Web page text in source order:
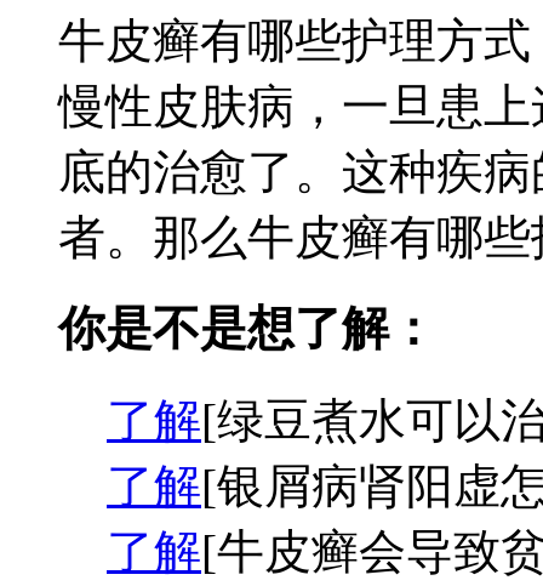
牛皮癣有哪些护理方
慢性皮肤病，一旦患
底的治愈了。这种疾
者。那么牛皮癣有哪
你是不是想了解：
了解[绿豆煮水可以
了解[银屑病肾阳虚
了解[牛皮癣会导致